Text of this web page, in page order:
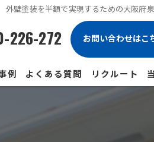
外壁塗装を半額で実現するための大阪府
226-272 お問い合わせはこ
例 よくある質問 リクルート